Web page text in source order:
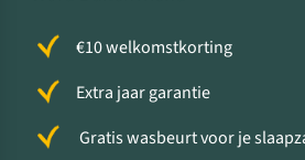
€10 welkomstkorting
Extra jaar garantie
Gratis wasbeurt voor je